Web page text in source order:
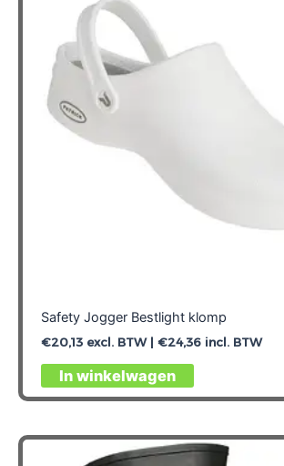
worden
productpagina
Safety Jogger Bestlight klomp
€20,13excl. BTW | €24,36incl. BTW
In winkelwagen
Dit
product
meerdere
variaties.